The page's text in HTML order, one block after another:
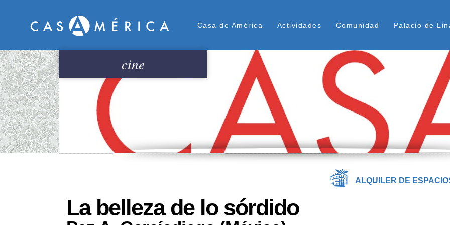
Menú Superior
Casa de América Actividades Comunidad Palacio de
cine
ALQUILER DE
La belleza de lo sórdido